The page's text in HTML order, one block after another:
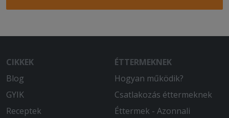
CIKKEK
Blog
GYIK
Receptek
ÉTTERMEKNEK
Hogyan működik?
Csatlakozás éttermeknek
Éttermek - Azonnali